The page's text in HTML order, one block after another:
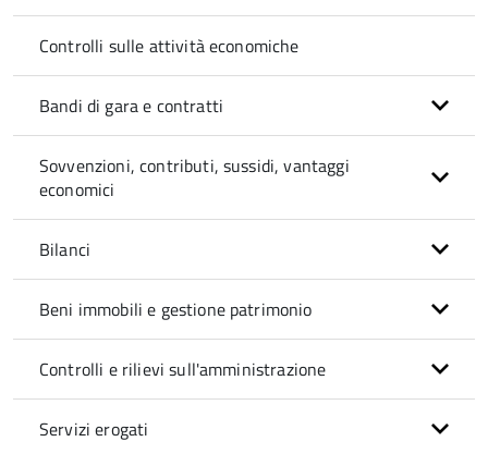
Controlli sulle attività economiche
Bandi di gara e contratti
Sovvenzioni, contributi, sussidi, vantaggi
economici
Bilanci
Beni immobili e gestione patrimonio
Controlli e rilievi sull'amministrazione
Servizi erogati